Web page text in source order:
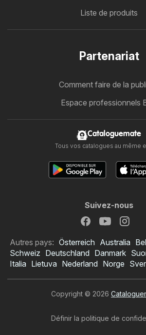
Liste de produits
Partenariat
Comment faire de la
Espace professionnels
Cataloguemate
Tous vos catalogues au même
Suivez-nous
Autres pays: Österreich Australia
Schweiz Deutschland Danmark
Italia Lietuva Nederland Norge
Copyright © 2026
Définir la politique de